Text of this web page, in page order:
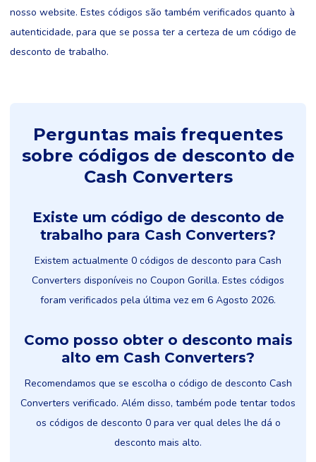
nosso website. Estes códigos são também verificados quanto à
autenticidade, para que se possa ter a certeza de um código de
desconto de trabalho.
Perguntas mais frequentes
sobre códigos de desconto de
Cash Converters
Existe um código de desconto de
trabalho para Cash Converters?
Existem actualmente 0 códigos de desconto para Cash
Converters disponíveis no Coupon Gorilla. Estes códigos
foram verificados pela última vez em 6 Agosto 2026.
Como posso obter o desconto mais
alto em Cash Converters?
Recomendamos que se escolha o código de desconto Cash
Converters verificado. Além disso, também pode tentar todos
os códigos de desconto 0 para ver qual deles lhe dá o
desconto mais alto.